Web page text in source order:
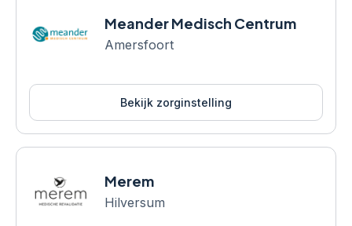
Meander Medisch Centrum
Amersfoort
Bekijk zorginstelling
Merem
Hilversum